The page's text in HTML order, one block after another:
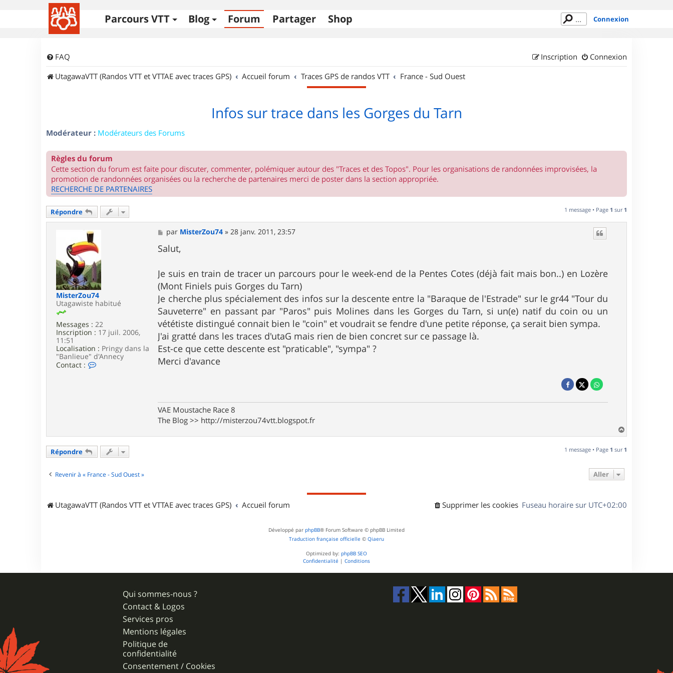
Parcours VTT Blog Forum Partager Shop Connexion
FAQ Connexion
Inscription
UtagawaVTT (Randos VTT et VTTAE avec traces GPS)
Accueil forum Traces GPS de randos VTT France - Sud Ouest
Infos sur trace dans les Gorges du Tarn
Modérateur : Modérateurs des Forums
Règles du forum
Cette section du forum est faite pour discuter, commenter, polémiquer autour des "Traces et des Topos". Pour les organisations de randonnées improvisées, la
promotion de randonnées organisées ou la recherche de partenaires merci de poster dans la section appropriée.
RECHERCHE DE PARTENAIRES
Répondre 1 message • Page 1 sur 1
MisterZou74
Utagawiste habitué
Messages : 22
Inscription : 17 juil. 2006,
11:51
Localisation : Pringy dans la
"Banlieue" d'Annecy
Contact :
M
i
t
r
u
7
M
e
s
s
g
e
par MisterZou74 »28 janv. 2011, 23:57
Salut,
Je suis en train de tracer un parcours pour le week-end de la Pentes Cotes (déjà fait mais bon..) en Lozère
(Mont Finiels puis Gorges du Tarn)
Je cherche plus spécialement des infos sur la descente entre la "Baraque de l'Estrade" sur le gr44 "Tour du
Sauveterre" en passant par "Paros" puis Molines dans les Gorges du Tarn, si un(e) natif du coin ou un
vététiste distingué connait bien le "coin" et voudrait se fendre d'une petite réponse, ça serait bien sympa.
J'ai gratté dans les traces d'utaG mais rien de bien concret sur ce passage là.
Est-ce que cette descente est "praticable", "sympa" ?
Merci d'avance
VAE Moustache Race 8
The Blog >> http://misterzou74vtt.blogspot.fr
a
t
Répondre 1 message • Page 1 sur 1
Revenir à « France - Sud Ouest » Aller
UtagawaVTT (Randos VTT et VTTAE avec traces GPS) Accueil forum Fuseau horaire sur UTC+02:00
Supprimer les cookies
Développé par phpBB® Forum Software © phpBB Limited
Traduction française officielle © Qiaeru
Optimized by: phpBB SEO
Confidentialité | Conditions
Qui sommes-nous ?
Contact & Logos
Services pros
Mentions légales
Politique de
confidentialité
Consentement / Cookies